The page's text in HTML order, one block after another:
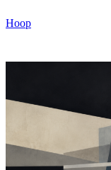
al
Hoop